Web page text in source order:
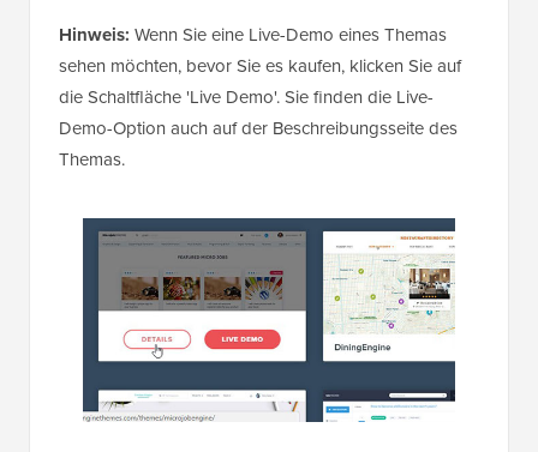
Hinweis: Wenn Sie eine Live-Demo eines Themas
sehen möchten, bevor Sie es kaufen, klicken Sie auf
die Schaltfläche 'Live Demo'. Sie finden die Live-
Demo-Option auch auf der Beschreibungsseite des
Themas.